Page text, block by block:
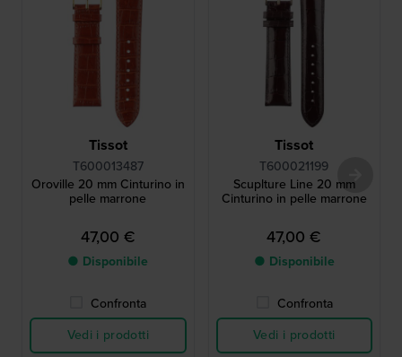
Tissot
T600013487
Oroville 20 mm Cinturino in
pelle marrone
47,00 €
● Disponibile
Confronta
Vedi i prodotti
Tissot
T600021199
Scuplture Line 20 mm
Cinturino in pelle marrone
47,00 €
● Disponibile
Confronta
Vedi i prodotti